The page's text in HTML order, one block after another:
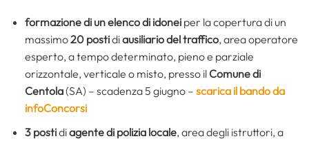
formazione di un elenco di idoneiper la copertura di un
massimo20 postidiausiliario del traffico, area operatore
esperto, a tempo determinato, pieno e parziale
orizzontale, verticale o misto, presso il Comune di
Centola(SA) – scadenza 5 giugno – scarica il bando da
infoConcorsi
3 postidiagente di polizia locale, area degli istruttori, a